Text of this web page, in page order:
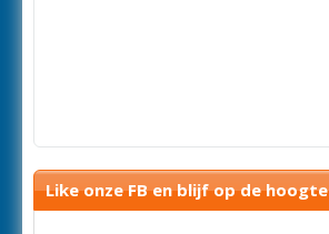
Like onze FB en blijf op de hoogte